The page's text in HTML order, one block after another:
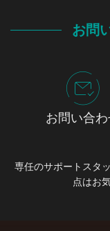
お問
お問い合
専任のサポートスタ
点はお